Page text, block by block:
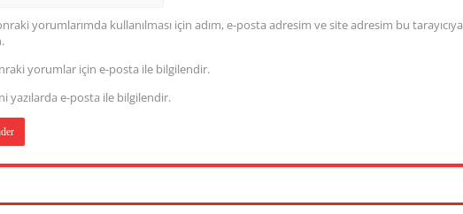
yorumlarımda kullanılması için adım, e-posta adresim ve site adresim bu tarayıcıya
yorumlar için e-posta ile bilgilendir.
yazılarda e-posta ile bilgilendir.